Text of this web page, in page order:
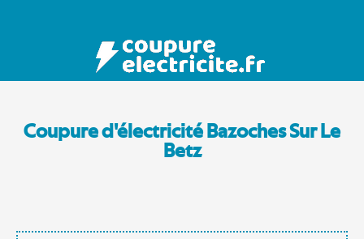
Coupure d'électricité Bazoches Sur Le
Betz